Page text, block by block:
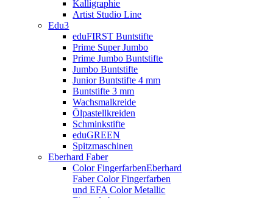
Kalligraphie
Artist Studio Line
Edu3
eduFIRST Buntstifte
Prime Super Jumbo
Prime Jumbo Buntstifte
Jumbo Buntstifte
Junior Buntstifte 4 mm
Buntstifte 3 mm
Wachsmalkreide
Ölpastellkreiden
Schminkstifte
eduGREEN
Spitzmaschinen
Eberhard Faber
Color FingerfarbenEberhard
Faber Color Fingerfarben
und EFA Color Metallic